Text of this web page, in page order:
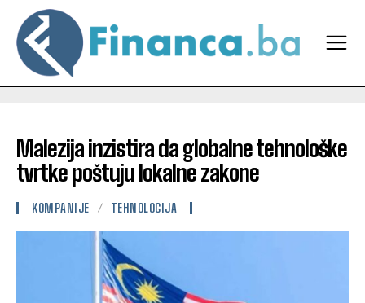
Malezija inzistira da globalne tehnološke
tvrtke poštuju lokalne zakone
KOMPANIJE TEHNOLOGIJA